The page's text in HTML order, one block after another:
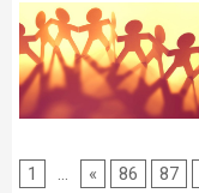
1 « 86 87